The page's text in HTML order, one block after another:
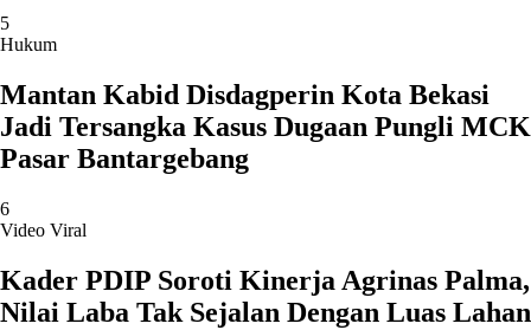
5
Hukum
Mantan Kabid Disdagperin Kota Bekasi
Jadi Tersangka Kasus Dugaan Pungli MCK
Pasar Bantargebang
6
Video Viral
Kader PDIP Soroti Kinerja Agrinas Palma,
Nilai Laba Tak Sejalan Dengan Luas Lahan